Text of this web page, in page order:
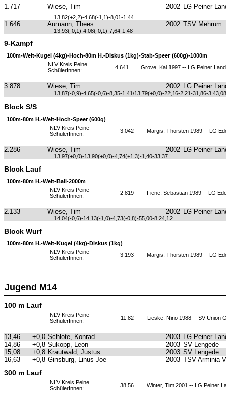
1.717 Wiese, Tim 2002 LG Peiner
13,82(+2,2)-4,68(-1,1)-8,01-1,44
1.646 Aumann, Thees 2002 TSV Mehrum
13,93(-0,1)-4,08(-0,1)-7,64-1,48
9-Kampf
100m-Weit-Kugel (4kg)-Hoch-80m H.-Diskus (1kg)-Stab-Speer (600g)-1000m
NLV Kreis Peine
SchülerInnen:
4.641 Grove, Kai 1997 -- LG Peiner Land
3.878 Wiese, Tim 2002 LG Peiner
13,87(-0,9)-4,65(-0,6)-8,35-1,41/13,79(+0,0)-22,16-2,21-31,86-3:43,08
Block S/S
100m-80m H.-Weit-Hoch-Speer (600g)
NLV Kreis Peine
SchülerInnen:
3.042 Margis, Thorsten 1989 -- LG
2.286 Wiese, Tim 2002 LG Peiner
13,97(+0,0)-13,90(+0,0)-4,74(+1,3)-1,40-33,37
Block Lauf
100m-80m H.-Weit-Ball-2000m
NLV Kreis Peine
SchülerInnen:
2.819 Fiene, Sebastian 1989 -- LG
2.133 Wiese, Tim 2002 LG Peiner
14,04(-0,6)-14,13(-1,0)-4,73(-0,8)-55,00-8:24,12
Block Wurf
100m-80m H.-Weit-Kugel (4kg)-Diskus (1kg)
NLV Kreis Peine
SchülerInnen:
3.193 Margis, Thorsten 1989 -- LG
Jugend M14
100 m Lauf
NLV Kreis Peine
SchülerInnen:
11,82 Lieske, Nino 1988 -- SV Union
13,46 +0,0 Schlote, Konrad 2003 LG Peiner
14,86
+0,8 Sukopp, Leon 2003 SV Lengede
15,08
+0,8 Krautwald, Justus 2003 SV Lengede
16,63
+0,8 Ginsburg, Linus Joe 2003 TSV Arminia
300 m Lauf
NLV Kreis Peine
SchülerInnen:
38,56 Winter, Tim 2001 -- LG Peiner